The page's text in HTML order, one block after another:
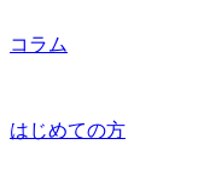
コラム
はじめての方